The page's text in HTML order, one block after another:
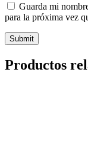
Guarda mi
para la próxima vez
Productos